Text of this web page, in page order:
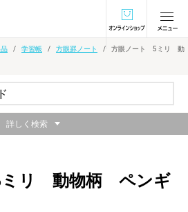
オンラインショ
学習帳 方眼罫ノート
方眼ノート 5ミリ 動
リ 動物柄 ペンギ
詳しく検索